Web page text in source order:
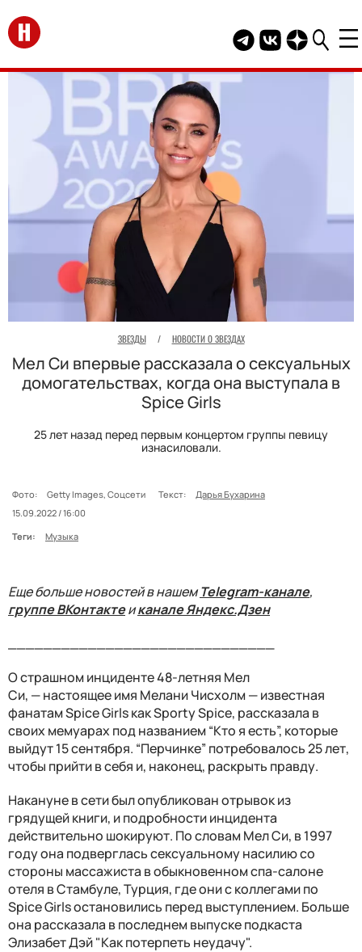
Перейти на главную
Telegram канал
Группа HELLO
Канал
ЗВЕЗДЫ / НОВОСТИ О ЗВЕЗДАХ
Мел Си впервые рассказала о сексуальных
домогательствах, когда она выступала в
Spice Girls
25 лет назад перед первым концертом группы певицу
изнасиловали.
Фото: Getty Images, Соцсети Текст:
Дарья Бухарина
15.09.2022 / 16:00
Теги:
Музыка
Еще больше новостей в нашемTelegram-канале,
группе ВКонтактеиканале Яндекс.Дзен
О страшном инциденте 48-летняя Мел
Си, — настоящее имя Мелани Чисхолм — известная
фанатам Spice Girls как Sporty Spice, рассказала в
своих мемуарах под названием “Кто я есть”, которые
выйдут 15 сентября. “Перчинке” потребовалось 25 лет,
чтобы прийти в себя и, наконец, раскрыть правду.
Накануне в сети был опубликован отрывок из
грядущей книги, и подробности инцидента
действительно шокируют. По словам Мел Си, в 1997
году она подверглась сексуальному насилию со
стороны массажиста в обыкновенном спа-салоне
отеля в Стамбуле, Турция, где они с коллегами по
Spice Girls остановились перед выступлением. Больше
она рассказала в последнем выпуске подкаста
Элизабет Дэй "Как потерпеть неудачу".